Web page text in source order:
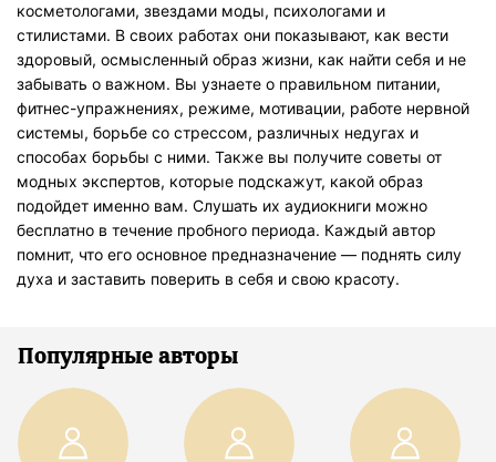
косметологами, звездами моды, психологами и
стилистами. В своих работах они показывают, как вести
здоровый, осмысленный образ жизни, как найти себя и не
забывать о важном. Вы узнаете о правильном питании,
фитнес-упражнениях, режиме, мотивации, работе нервной
системы, борьбе со стрессом, различных недугах и
способах борьбы с ними. Также вы получите советы от
модных экспертов, которые подскажут, какой образ
подойдет именно вам. Слушать их аудиокниги можно
бесплатно в течение пробного периода. Каждый автор
помнит, что его основное предназначение — поднять силу
духа и заставить поверить в себя и свою красоту.
Популярные авторы